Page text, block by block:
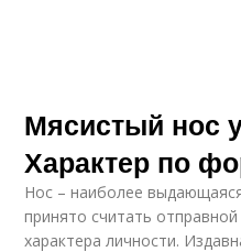
Мясистый нос
Характер по
Нос – наиболее
принято считать
характера личности.